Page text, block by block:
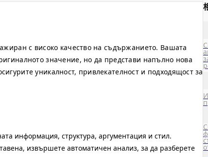
с високо качество на съдържанието. Вашата
значение, но да представи напълно нова
уникалност, привлекателност и подходящост за
информация, структура, аргументация и стил.
извършете автоматичен анализ, за да разберете